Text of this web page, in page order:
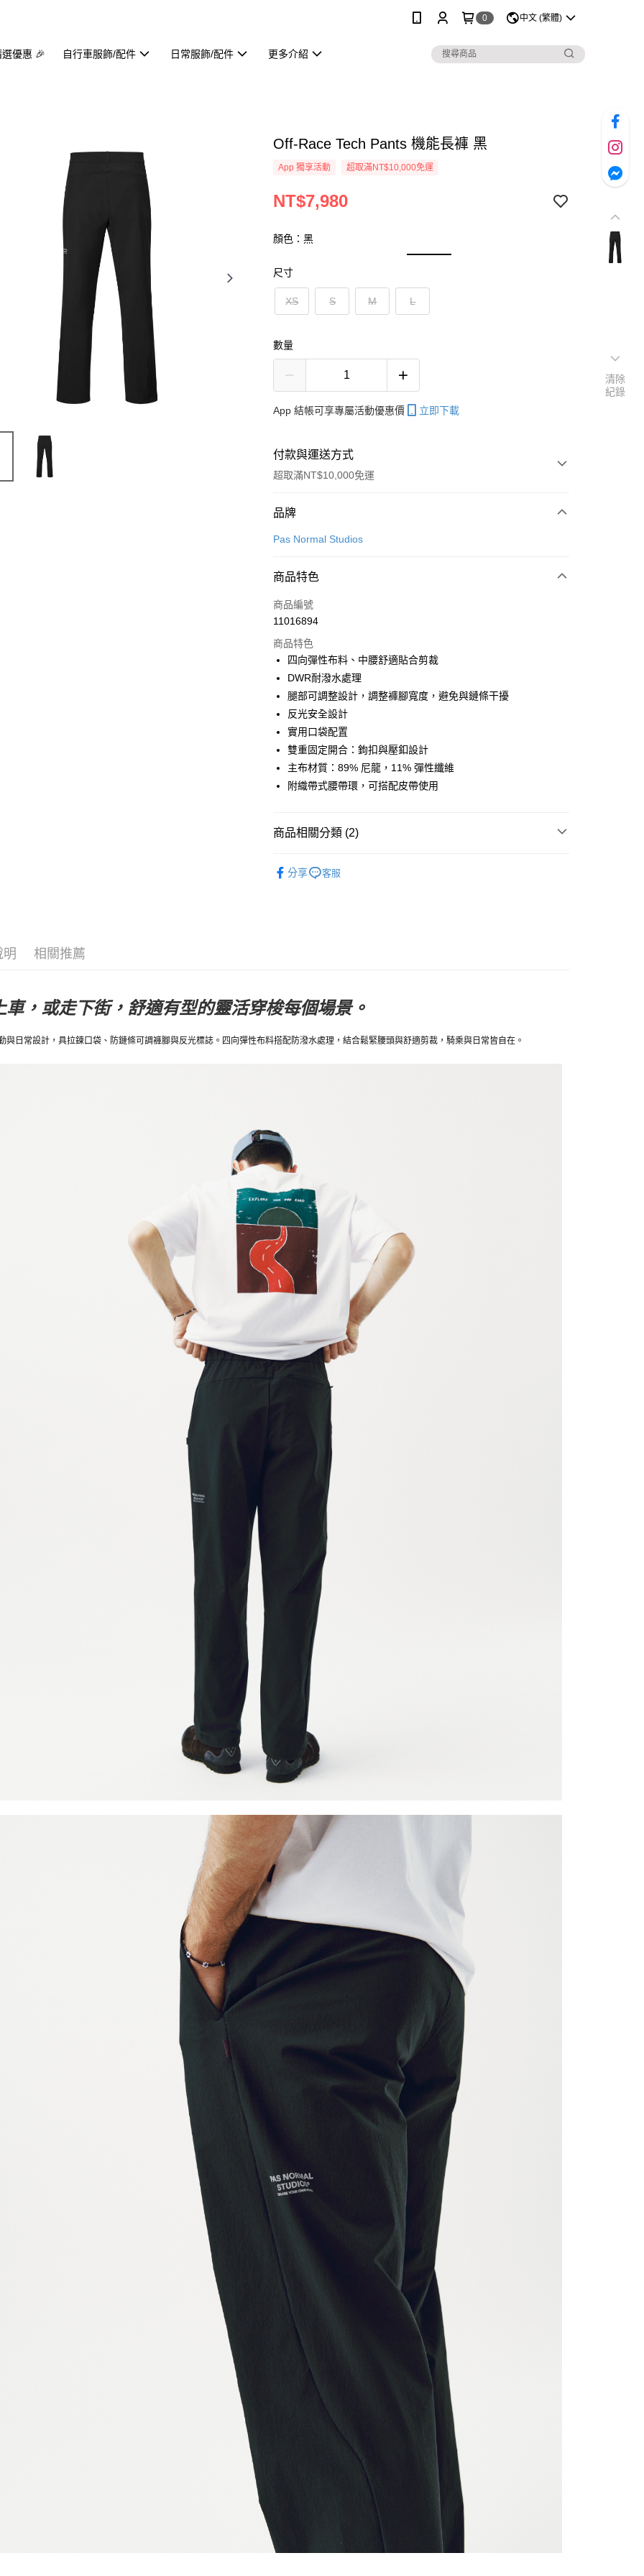
0 中文 (繁體)
優惠 🎉 自行車服飾/配件 日常服飾/配件 更多介紹
Off-Race Tech Pants 機能長褲 黑
App 獨享活動 超取滿NT$10,000免運
NT$7,980
顏色：黑
尺寸
XS S M L
數量
App 結帳可享專屬活動優惠價 立即下載
付款與運送方式
超取滿NT$10,000免運
付款方式
信用卡一次付款
Apple Pay
Google Pay
運送方式
全家店到店
每筆NT$80，滿NT$10,000(含以上)免運費
付款後全家取貨
每筆NT$80，滿NT$10,000(含以上)免運費
每筆NT$80，滿NT$10,000(含以上)免運費
每筆NT$80，滿NT$10,000(含以上)免運費
品牌
Pas Normal Studios
商品特色
商品編號
11016894
商品特色
四向彈性布料、中腰舒適貼合剪裁
DWR耐潑水處理
腿部可調整設計，調整褲腳寬度，避免與鏈條干擾
反光安全設計
實用口袋配置
雙重固定開合：鉤扣與壓釦設計
主布材質：89% 尼龍，11% 彈性纖維
附織帶式腰帶環，可搭配皮帶使用
商品相關分類 (2)
分享 客服
明 相關推薦
車，或走下街，舒適有型的靈活穿梭每個場景。
與日常設計，具拉鍊口袋、防鏈條可調褲腳與反光標誌。四向彈性布料搭配防潑水處理，結合鬆緊腰頭與舒適剪裁，騎乘與日常皆自在。
清除
紀錄